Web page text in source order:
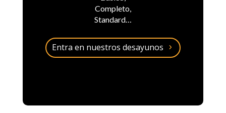
Completo,
Standard…
Entra en nuestros desayunos